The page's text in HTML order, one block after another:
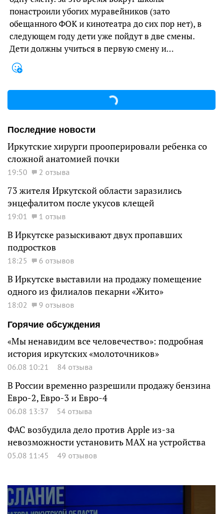
понастроили убогих муравейников (зато
обещанного ФОК и кинотеатра до сих пор нет), в
следующем году дети уже пойдут в две смены.
Дети должны учиться в первую смену и…
Последние новости
Иркутские хирурги прооперировали ребенка со
сложной анатомией почки
19:50 2 отзыва
73 жителя Иркутской области заразились
энцефалитом после укусов клещей
19:01 1 отзыв
В Иркутске разыскивают двух пропавших
подростков
18:25 6 отзывов
В Иркутске выставили на продажу помещение
одного из филиалов пекарни «Жито»
18:02
9 отзывов
Горячие обсуждения
«Мы ненавидим все человечество»: подробная
история иркутских «молоточников»
06.08 10:21 84 отзыва
В России временно разрешили продажу бензина
Евро-2, Евро-3 и Евро-4
06.08 13:37 54 отзыва
ФАС возбудила дело против Apple из-за
невозможности установить MAX на устройства
05.08 11:45 49 отзывов